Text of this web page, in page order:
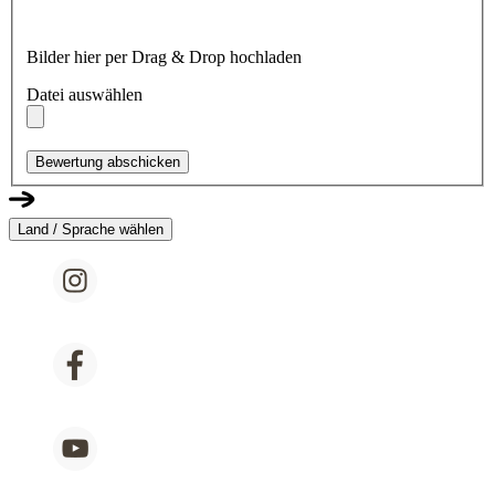
Bilder hier per Drag & Drop hochladen
Datei auswählen
Bewertung abschicken
Land / Sprache wählen